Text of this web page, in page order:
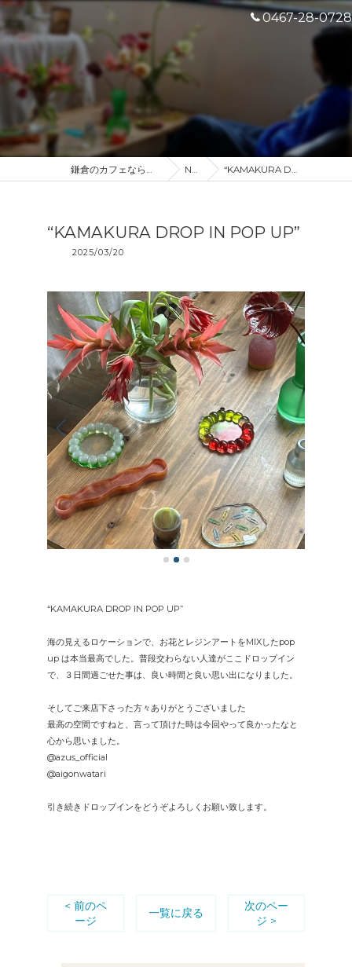
0467-28-0728
鎌倉のカフェなら産地直送のDROP IN NEWS “KAMAKURA DROP IN POP UP”
“KAMAKURA DROP IN POP UP”
2025/03/20
“KAMAKURA DROP IN POP UP”
海の見えるロケーションで、お花とレジンアートをMIXしたpop
up は本当最高でした。普段交わらない人達がここドロップイン
で、３日間過ごせた事は、良い時間と良い思い出になりました。
そしてご来店下さった方々ありがとうございました
最高の空間ですねと、言って頂けた時は今回やって良かったなと
心から思いました。
@azus_official
@aigonwatari
引き続きドロップインをどうぞよろしくお願い致します。
< 前のペ
ージ
一覧に戻る
次のペー
ジ >